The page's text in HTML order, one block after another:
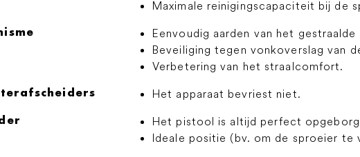
Maximale reinigingscapaciteit bij de
Eenvoudig aarden van het
Beveiliging tegen vonkoverslag van
Verbetering van het straalcomfort.
Het apparaat bevriest niet.
Het pistool is altijd perfect
Ideale positie (bv. om de sproeier te